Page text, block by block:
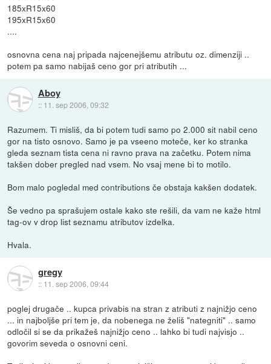
185xR15x60
195xR15x60
....
osnovna cena naj pripada najcenejšemu atributu oz. dimenziji ..
potem pa samo nabijaš ceno gor pri atributih ...
Aboy
:: 11. sep 2006, 09:32
Razumem. Ti misliš, da bi potem tudi samo po 2.000 sit nabil ceno
gor na tisto osnovo. Samo je pa vseeno moteče, ker ko stranka
gleda seznam tista cena ni ravno prava na začetku. Potem nima
takšen dober pregled nad vsem. No vsaj mene bi to motilo.
Bom malo pogledal med contributions če obstaja kakšen dodatek.
Še vedno pa sprašujem ostale kako ste rešili, da vam ne kaže html
tag-ov v drop list seznamu atributov izdelka.
Hvala.
gregy
:: 11. sep 2006, 09:44
poglej drugače .. kupca privabis na stran z atributi z najnižjo ceno
... in najboljše pri tem je, da nobenega ne želiš "nategniti" .. samo
odločil si se da prikažeš najnižjo ceno .. lahko bi tudi najvisjo ..
govorim seveda o osnovni ceni.